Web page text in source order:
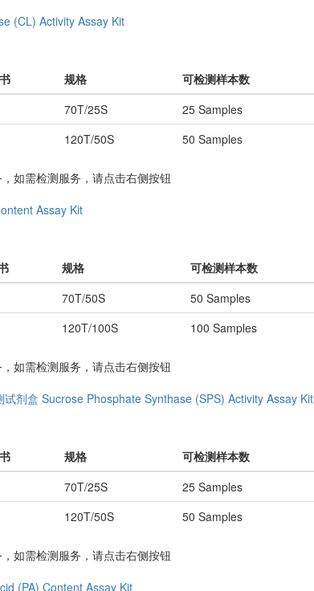
(CL) Activity Assay Kit
规格 可检测样本数
70T/25S 25 Samples
120T/50S 50 Samples
如需检测服务，请点击右侧按钮
Assay Kit
规格 可检测样本数
70T/50S 50 Samples
120T/100S 100 Samples
如需检测服务，请点击右侧按钮
试剂盒 Sucrose Phosphate Synthase (SPS) Activity Assay Kit
规格 可检测样本数
70T/25S 25 Samples
120T/50S 50 Samples
如需检测服务，请点击右侧按钮
(PA) Content Assay Kit